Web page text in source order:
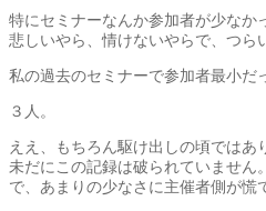
特にセミナーなんか参加者が少なか
悲しいやら、情けないやらで、つら
私の過去のセミナーで参加者最小だ
３人。
ええ、もちろん駆け出しの頃ではあ
未だにこの記録は破られていません。
で、あまりの少なさに主催者側が慌